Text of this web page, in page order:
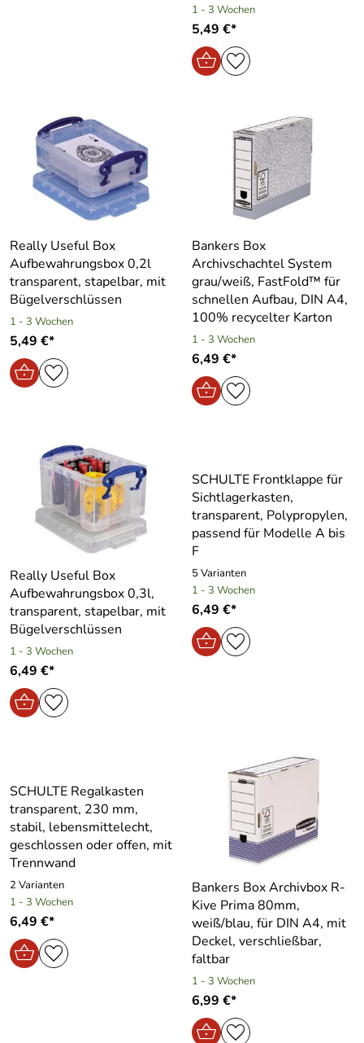
1 - 3 Wochen
5,49 €*
Really Useful Box
Aufbewahrungsbox 0,2l
transparent, stapelbar, mit
Bügelverschlüssen
1 - 3 Wochen
5,49 €*
Bankers Box
Archivschachtel System
grau/weiß, FastFold™ für
schnellen Aufbau, DIN A4,
100% recycelter Karton
1 - 3 Wochen
6,49 €*
Really Useful Box
Aufbewahrungsbox 0,3l,
transparent, stapelbar, mit
Bügelverschlüssen
1 - 3 Wochen
6,49 €*
SCHULTE Frontklappe für
Sichtlagerkasten,
transparent, Polypropylen,
passend für Modelle A bis
F
5 Varianten
1 - 3 Wochen
6,49 €*
SCHULTE Regalkasten
transparent, 230 mm,
stabil, lebensmittelecht,
geschlossen oder offen, mit
Trennwand
2 Varianten
1 - 3 Wochen
6,49 €*
Bankers Box Archivbox R-
Kive Prima 80mm,
weiß/blau, für DIN A4, mit
Deckel, verschließbar,
faltbar
1 - 3 Wochen
6,99 €*